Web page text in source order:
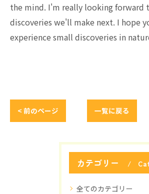
the mind. I'm really looking forward
discoveries we'll make next. I hope
experience small discoveries in
< 前のページ 一覧に戻る
カテゴリー
全てのカテゴリー